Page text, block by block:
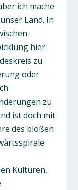
ich mache
Land. In
hier.
zu
oder
zu
ist doch mit
des bloßen
Kulturen,